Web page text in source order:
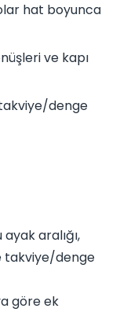
hat boyunca
ve kapı
denge
aralığı,
takviye/denge
göre ek